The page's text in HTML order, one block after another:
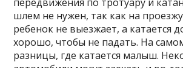
шлем не нужен, так как на
ребенок не выезжает, а катается
хорошо, чтобы не падать. На
разницы, где катается малыш.